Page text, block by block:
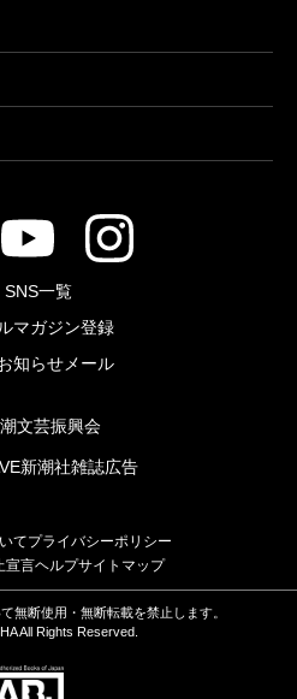
SNS一覧
マガジン登録
知らせメール
文芸振興会
新潮社雑誌広告
てプライバシーポリシー
宣言ヘルプサイトマップ
無断使用・無断転載を禁止します。
All Rights Reserved.